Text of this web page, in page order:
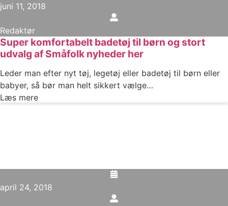
juni 11, 2018
Redaktør
Super komfortabelt badetøj til børn og stort
udvalg af Småfolk nyheder her
Leder man efter nyt tøj, legetøj eller badetøj til børn eller
babyer, så bør man helt sikkert vælge…
Læs mere
april 24, 2018